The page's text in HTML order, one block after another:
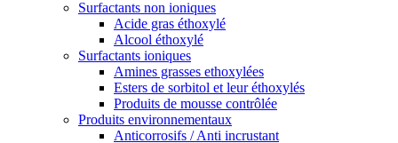
Surfactants non ioniques
Acide gras éthoxylé
Alcool éthoxylé
Surfactants ioniques
Amines grasses ethoxylées
Esters de sorbitol et leur éthoxylés
Produits de mousse contrôlée
Produits environnementaux
Anticorrosifs / Anti incrustant